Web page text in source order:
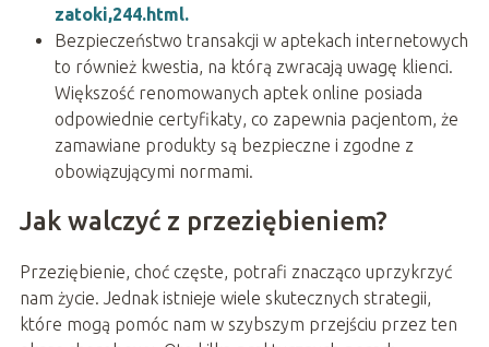
zatoki,244.html.
Bezpieczeństwo transakcji w aptekach internetowych
to również kwestia, na którą zwracają uwagę klienci.
Większość renomowanych aptek online posiada
odpowiednie certyfikaty, co zapewnia pacjentom, że
zamawiane produkty są bezpieczne i zgodne z
obowiązującymi normami.
Jak walczyć z przeziębieniem?
Przeziębienie, choć częste, potrafi znacząco uprzykrzyć
nam życie. Jednak istnieje wiele skutecznych strategii,
które mogą pomóc nam w szybszym przejściu przez ten